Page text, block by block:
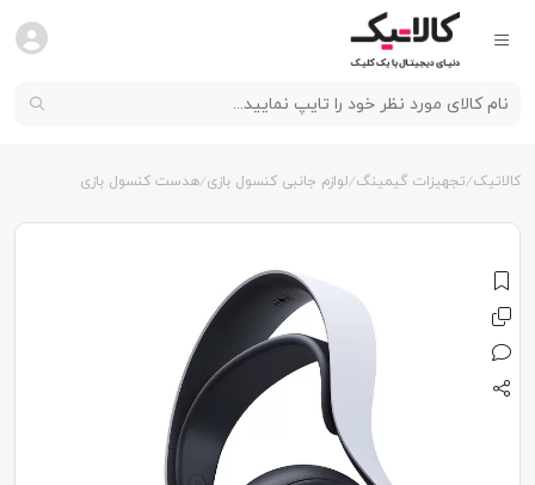
کالاتیک تجهیزات گیمینگ لوازم جانبی کنسول بازی هدست کنسول بازی